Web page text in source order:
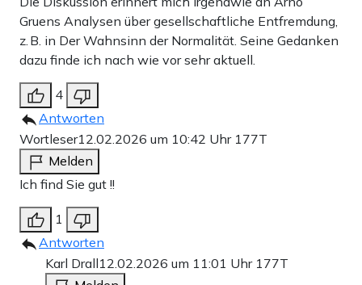
Gruens Analysen über gesellschaftliche Entfremdung,
z. B. in Der Wahnsinn der Normalität. Seine Gedanken
dazu finde ich nach wie vor sehr aktuell.
4
Antworten
Wortleser12.02.2026 um 10:42 Uhr 177T
Melden
Ich find Sie gut !!
1
Antworten
Karl Drall12.02.2026 um 11:01 Uhr 177T